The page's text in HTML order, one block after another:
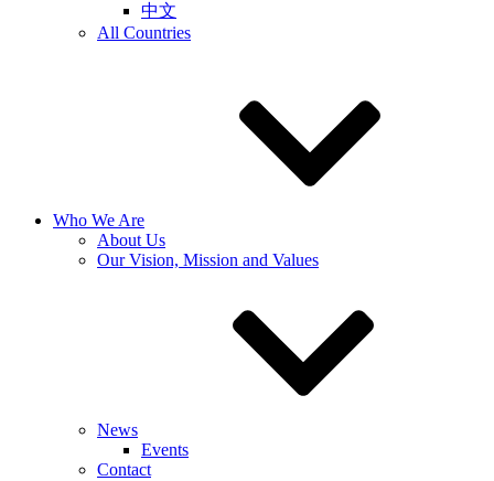
中文
All Countries
Who We Are
About Us
Our Vision, Mission and Values
News
Events
Contact